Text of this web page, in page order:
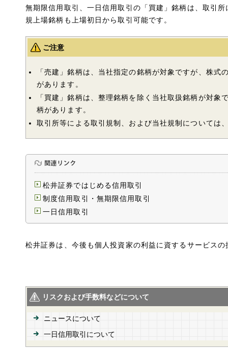
無期限信用取引、一日信用取引の「買建」銘柄は、取引
規上場銘柄も上場初日から取引可能です。
ご注意
「売建」銘柄は、当社指定の銘柄が対象ですが、株
があります。
「買建」銘柄は、整理銘柄を除く当社取扱銘柄が対
柄があります。
取引所等による取引規制、および当社規制については
松井証券ではじめる信用取引
制度信用取引・無期限信用取引
一日信用取引
松井証券は、今後も個人投資家の利益に資するサービス
リスクおよび手数料などについて
ニュースについて
一日信用取引について